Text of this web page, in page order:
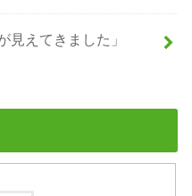
見えてきました」